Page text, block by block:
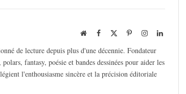
WebsiteFacebook PinterestInstagramLinkedIn
de lecture depuis plus d'une décennie. Fondateur
fantasy, poésie et bandes dessinées pour aider les
l'enthousiasme sincère et la précision éditoriale